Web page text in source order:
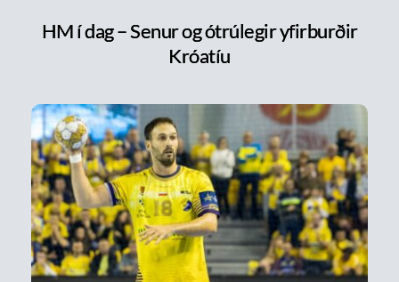
HM í dag – Senur og ótrúlegir yfirburðir
Króatíu